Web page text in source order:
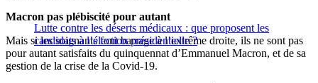
Lutte contre les déserts médicaux : que proposent les
candidats à l’élection présidentielle ?
Macron pas plébiscité pour autant
Mais si les soignants font barrage à l’extrême droite, ils ne sont pas
pour autant satisfaits du quinquennat d’Emmanuel Macron, et de sa
gestion de la crise de la Covid-19.